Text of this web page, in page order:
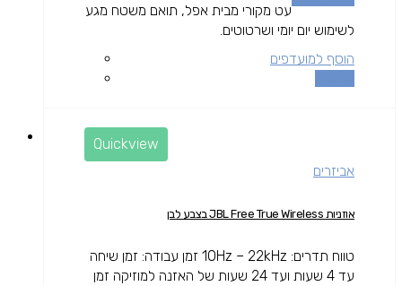
עט מקורי מבית אפל, תואם משטח מגע
לשימוש יום יומי ושרטוטים.
הוסף למועדפים
Quickview
אביזרים
אוזניות JBL Free True Wireless בצבע לבן
טווח תדרים: 10Hz – 22kHz זמן עבודה: זמן שיחה
עד 4 שעות ועד 24 שעות של האזנה למוזיקה זמן